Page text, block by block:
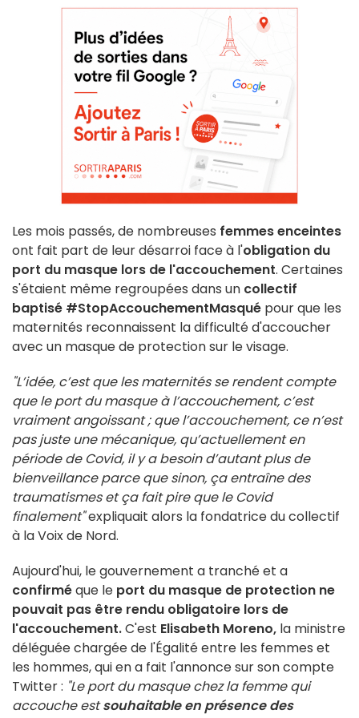
Les mois passés, de nombreuses femmes enceintes
ont fait part de leur désarroi face à l'obligation du
port du masque lors de l'accouchement. Certaines
s'étaient même regroupées dans un collectif
baptisé #StopAccouchementMasqué pour que les
maternités reconnaissent la difficulté d'accoucher
avec un masque de protection sur le visage.
"L’idée, c’est que les maternités se rendent compte
que le port du masque à l’accouchement, c’est
vraiment angoissant ; que l’accouchement, ce n’est
pas juste une mécanique, qu’actuellement en
période de Covid, il y a besoin d’autant plus de
bienveillance parce que sinon, ça entraîne des
traumatismes et ça fait pire que le Covid
finalement"expliquait alors la fondatrice du collectif
à la Voix de Nord.
Aujourd'hui, le gouvernement a tranché et a
confirméque le port du masque de protection ne
pouvait pas être rendu obligatoire lors de
l'accouchement.C'est Elisabeth Moreno, la ministre
déléguée chargée de l'Égalité entre les femmes et
les hommes, qui en a fait l'annonce sur son compte
Twitter : "Le port du masque chez la femme qui
accouche estsouhaitable en présence des